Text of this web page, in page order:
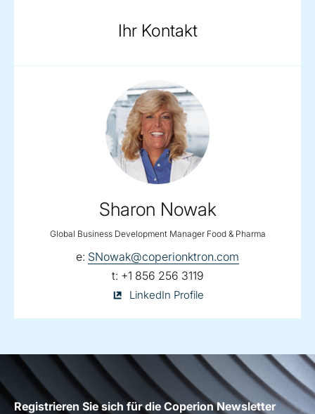
Ihr Kontakt
Sharon Nowak
Global Business Development Manager Food & Pharma
e: email:
SNowak@coperionktron.com
t: telephone:
+1 856 256 3119
Sharon
on
LinkedIn Profile
Registrieren Sie sich für die Coperion Newsletter